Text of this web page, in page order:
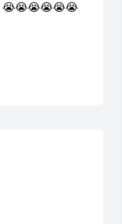
😭😭😭😭😭😭